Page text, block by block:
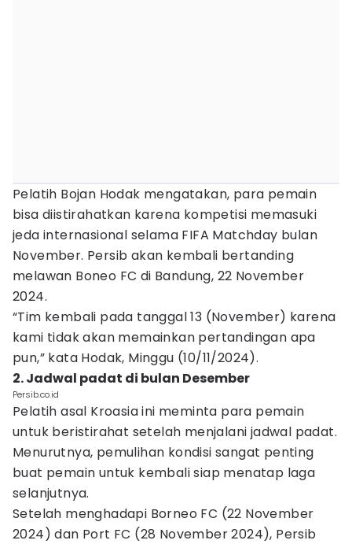
Pelatih Bojan Hodak mengatakan, para pemain
bisa diistirahatkan karena kompetisi memasuki
jeda internasional selama FIFA Matchday bulan
November. Persib akan kembali bertanding
melawan Boneo FC di Bandung, 22 November
2024.
“Tim kembali pada tanggal 13 (November) karena
kami tidak akan memainkan pertandingan apa
pun,” kata Hodak, Minggu (10/11/2024).
2. Jadwal padat di bulan Desember
Persib.co.id
Pelatih asal Kroasia ini meminta para pemain
untuk beristirahat setelah menjalani jadwal padat.
Menurutnya, pemulihan kondisi sangat penting
buat pemain untuk kembali siap menatap laga
selanjutnya.
Setelah menghadapi Borneo FC (22 November
2024) dan Port FC (28 November 2024), Persib